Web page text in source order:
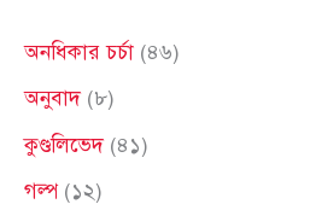
c
o
অনধিকার চর্চা (৪৬)
অনুবাদ(৮)
কুণ্ডলিভেদ(৪১)
গল্প(১২)